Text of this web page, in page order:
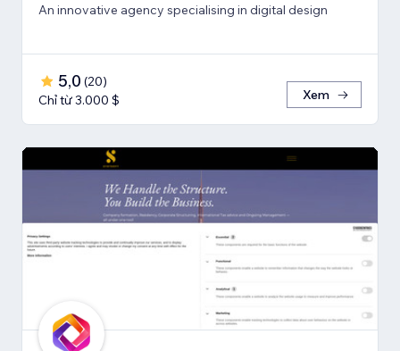
An innovative agency specialising in digital design
5,0 (20)
Chỉ từ 3.000 $
Xem